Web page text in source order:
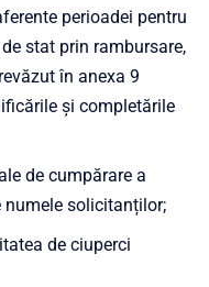
perioadei pentru
stat prin rambursare,
în anexa 9
și completările
de cumpărare a
numele solicitanților;
de ciuperci